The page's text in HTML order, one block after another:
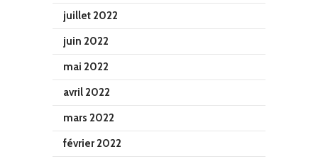
juillet 2022
juin 2022
mai 2022
avril 2022
mars 2022
février 2022